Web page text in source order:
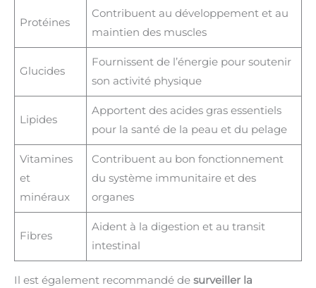
Protéines
Contribuent au développement et au
maintien des muscles
Glucides
Fournissent de l’énergie pour soutenir
son activité physique
Lipides
Apportent des acides gras essentiels
pour la santé de la peau et du pelage
Vitamines
et
minéraux
Contribuent au bon fonctionnement
du système immunitaire et des
organes
Fibres
Aident à la digestion et au transit
intestinal
Il est également recommandé de surveiller la